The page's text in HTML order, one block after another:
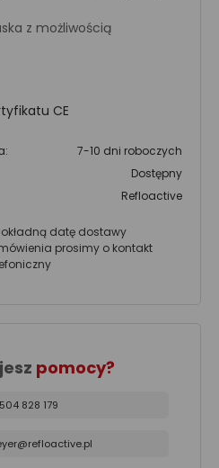
z możliwością
CE
7-10 dni roboczych
Dostępny
Refloactive
datę dostawy
prosimy o kontakt
pomocy?
828 179